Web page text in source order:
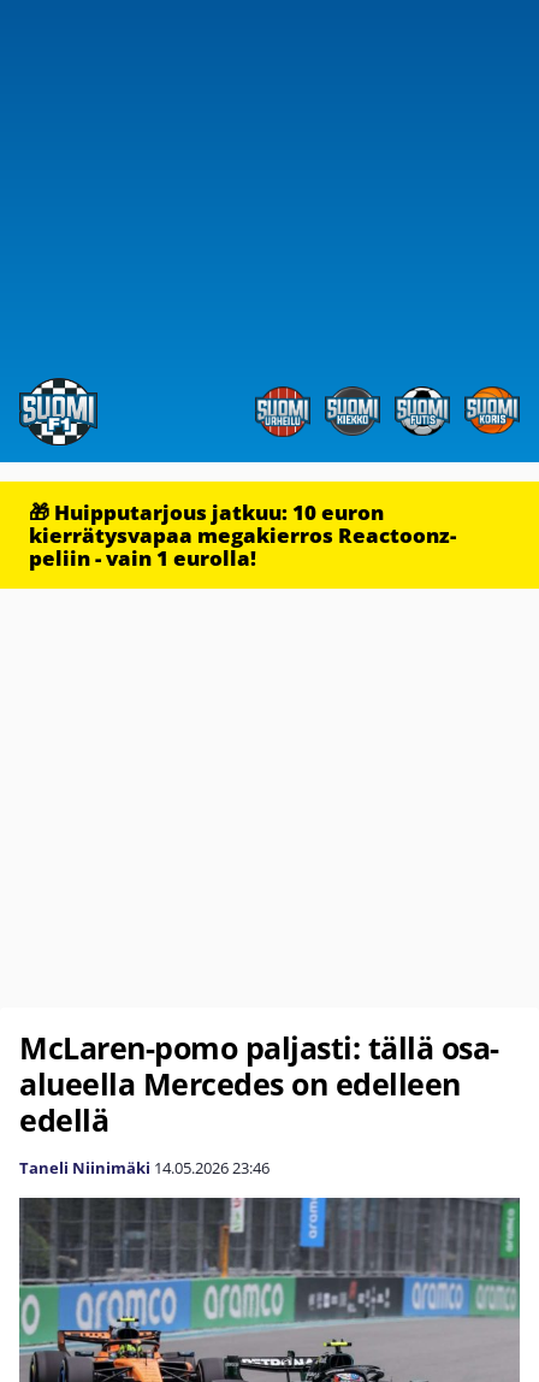
🎁 Huipputarjous jatkuu: 10 euron
kierrätysvapaa megakierros Reactoonz-
peliin - vain 1 eurolla!
McLaren-pomo paljasti: tällä osa-
alueella Mercedes on edelleen
edellä
Taneli Niinimäki 14.05.202623:46